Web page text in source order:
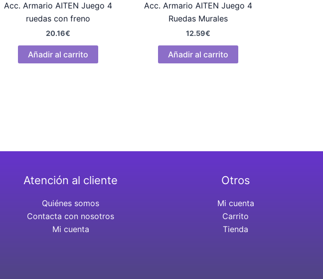
Acc. Armario AITEN Juego 4
ruedas con freno
20.16€
Añadir al carrito
Acc. Armario AITEN Juego 4
Ruedas Murales
12.59€
Añadir al carrito
Atención al cliente
Quiénes somos
Contacta con nosotros
Mi cuenta
Otros
Mi cuenta
Carrito
Tienda